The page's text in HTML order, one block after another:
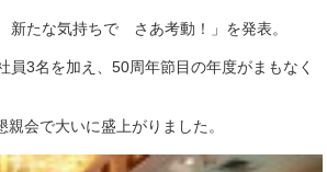
新たな気持ちで さあ考動！」を発表。
員3名を加え、50周年節目の年度がまもなく
会で大いに盛上がりました。